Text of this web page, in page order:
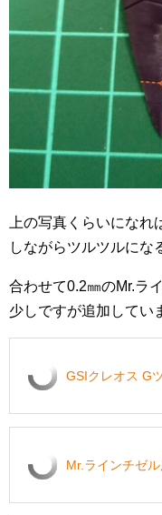
上の写真くらいにな
しながらツルツルにな
合わせて0.2㎜のMr.ラ
少しですが追加してい
GSIクレオス G
Mr.ラインチゼ